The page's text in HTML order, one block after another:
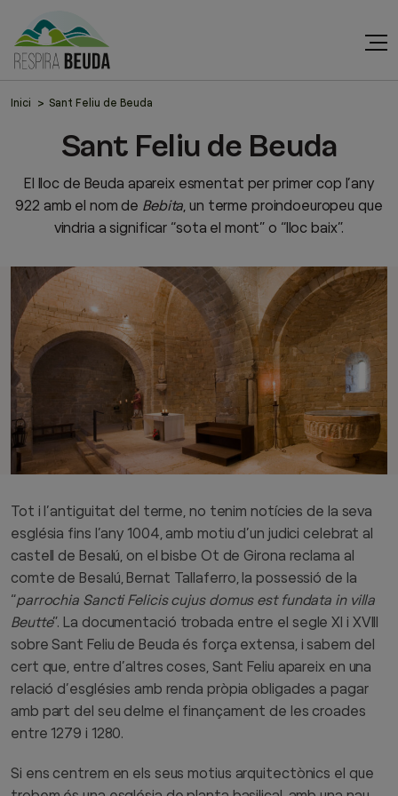
Inici Sant Feliu de Beuda
Sant Feliu de Beuda
El lloc de Beuda apareix esmentat per primer cop l’any
922 amb el nom de Bebita, un terme proindoeuropeu que
vindria a significar “sota el mont” o “lloc baix”.
Tot i l’antiguitat del terme, no tenim notícies de la seva
església fins l’any 1004, amb motiu d’un judici celebrat al
castell de Besalú, on el bisbe Ot de Girona reclama al
comte de Besalú, Bernat Tallaferro, la possessió de la
“parrochia Sancti Felicis cujus domus est fundata in villa
Beutte”. La documentació trobada entre el segle XI i XVIII
sobre Sant Feliu de Beuda és força extensa, i sabem del
cert que, entre d’altres coses, Sant Feliu apareix en una
relació d’esglésies amb renda pròpia obligades a pagar
amb part del seu delme el finançament de les croades
entre 1279 i 1280.
Si ens centrem en els seus motius arquitectònics el que